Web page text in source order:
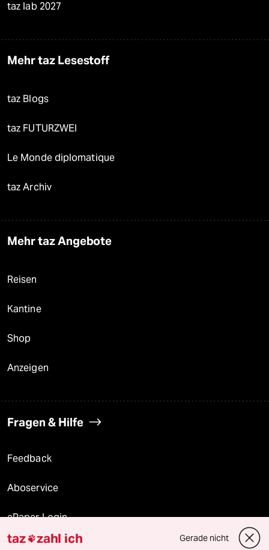
taz lab 2027
Mehr taz Lesestoff
taz Blogs
taz FUTURZWEI
Le Monde diplomatique
taz Archiv
Mehr taz Angebote
Reisen
Kantine
Shop
Anzeigen
Fragen & Hilfe
Feedback
Aboservice
ePaper Login
Downloads für Abonnierende
taz zahl ich Gerade nicht